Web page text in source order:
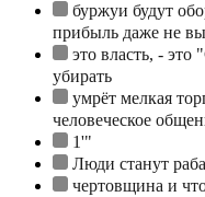
буржуи будут
прибыль даже не
это власть, - это
убирать
умрёт мелкая
человеческое
1'"
Люди станут
чертовщина и